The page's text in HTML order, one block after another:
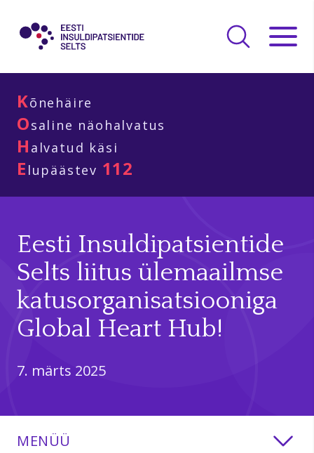
Kõnehäire
Osaline näohalvatus
H alvatud käsi
E lupäästev 112
Eesti Insuldipatsientide
Selts liitus ülemaailmse
katusorganisatsiooniga
Global Heart Hub!
7. märts 2025
MENÜÜ